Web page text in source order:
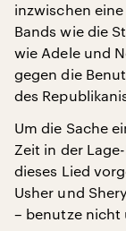
inzwischen
Bands wie die
wie Adele und
gegen die
des
Um die Sache
Zeit in der
dieses Lied
Usher und
– benutze nicht